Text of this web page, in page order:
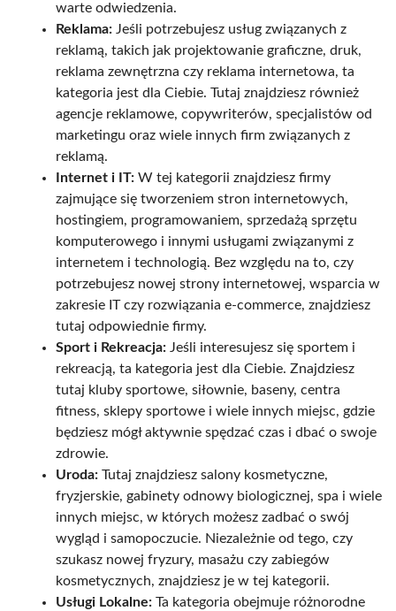
warte odwiedzenia.
Reklama: Jeśli potrzebujesz usług związanych z
reklamą, takich jak projektowanie graficzne, druk,
reklama zewnętrzna czy reklama internetowa, ta
kategoria jest dla Ciebie. Tutaj znajdziesz również
agencje reklamowe, copywriterów, specjalistów od
marketingu oraz wiele innych firm związanych z
reklamą.
Internet i IT: W tej kategorii znajdziesz firmy
zajmujące się tworzeniem stron internetowych,
hostingiem, programowaniem, sprzedażą sprzętu
komputerowego i innymi usługami związanymi z
internetem i technologią. Bez względu na to, czy
potrzebujesz nowej strony internetowej, wsparcia w
zakresie IT czy rozwiązania e-commerce, znajdziesz
tutaj odpowiednie firmy.
Sport i Rekreacja: Jeśli interesujesz się sportem i
rekreacją, ta kategoria jest dla Ciebie. Znajdziesz
tutaj kluby sportowe, siłownie, baseny, centra
fitness, sklepy sportowe i wiele innych miejsc, gdzie
będziesz mógł aktywnie spędzać czas i dbać o swoje
zdrowie.
Uroda: Tutaj znajdziesz salony kosmetyczne,
fryzjerskie, gabinety odnowy biologicznej, spa i wiele
innych miejsc, w których możesz zadbać o swój
wygląd i samopoczucie. Niezależnie od tego, czy
szukasz nowej fryzury, masażu czy zabiegów
kosmetycznych, znajdziesz je w tej kategorii.
Usługi Lokalne: Ta kategoria obejmuje różnorodne